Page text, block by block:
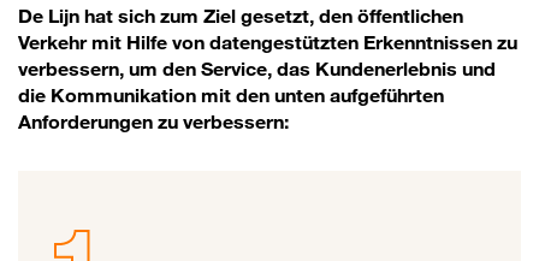
De Lijn hat sich zum Ziel gesetzt, den öffentlichen
Verkehr mit Hilfe von datengestützten Erkenntnissen zu
verbessern, um den Service, das Kundenerlebnis und
die Kommunikation mit den unten aufgeführten
Anforderungen zu verbessern: